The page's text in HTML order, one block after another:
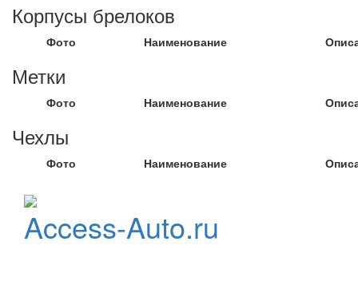
Корпусы брелоков
Фото Наименование
Метки
Фото Наименование
Чехлы
Фото Наименование
Access-Auto.ru